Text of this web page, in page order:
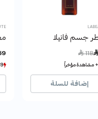
جسم فانيلا
Price reduced from
 118
إضافة للسلة